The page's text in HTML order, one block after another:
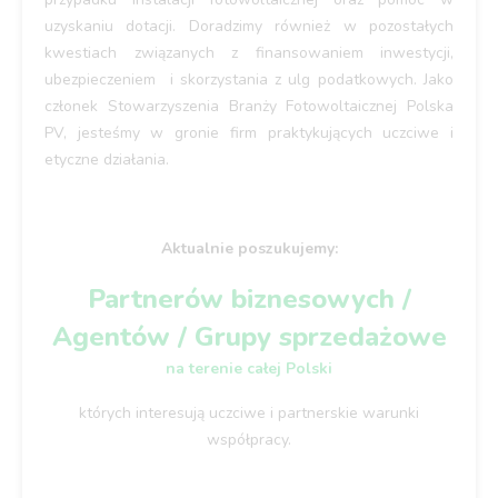
uzyskaniu dotacji. Doradzimy również w pozostałych
kwestiach związanych z finansowaniem inwestycji,
ubezpieczeniem i skorzystania z ulg podatkowych. Jako
członek Stowarzyszenia Branży Fotowoltaicznej Polska
PV, jesteśmy w gronie firm praktykujących uczciwe i
etyczne działania.
Aktualnie poszukujemy:
Partnerów biznesowych /
Agentów / Grupy sprzedażowe
na terenie całej Polski
których interesują uczciwe i partnerskie warunki
współpracy.